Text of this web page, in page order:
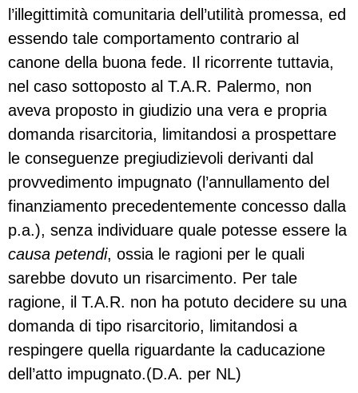
l’illegittimità comunitaria dell’utilità promessa, ed
essendo tale comportamento contrario al
canone della buona fede. Il ricorrente tuttavia,
nel caso sottoposto al T.A.R. Palermo, non
aveva proposto in giudizio una vera e propria
domanda risarcitoria, limitandosi a prospettare
le conseguenze pregiudizievoli derivanti dal
provvedimento impugnato (l’annullamento del
finanziamento precedentemente concesso dalla
p.a.), senza individuare quale potesse essere la
causa petendi, ossia le ragioni per le quali
sarebbe dovuto un risarcimento. Per tale
ragione, il T.A.R. non ha potuto decidere su una
domanda di tipo risarcitorio, limitandosi a
respingere quella riguardante la caducazione
dell’atto impugnato.(D.A. per NL)